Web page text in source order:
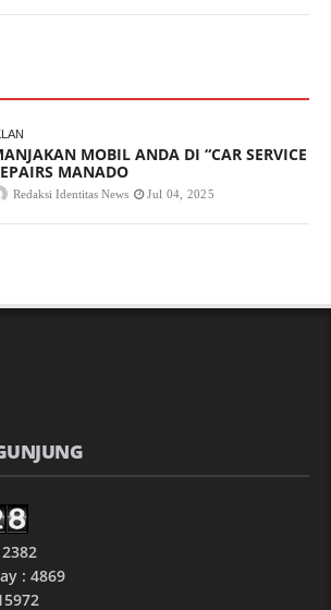
MOBIL ANDA DI “CAR SERVICE
MANADO
Redaksi Identitas News Jul 04, 2025
: 4869